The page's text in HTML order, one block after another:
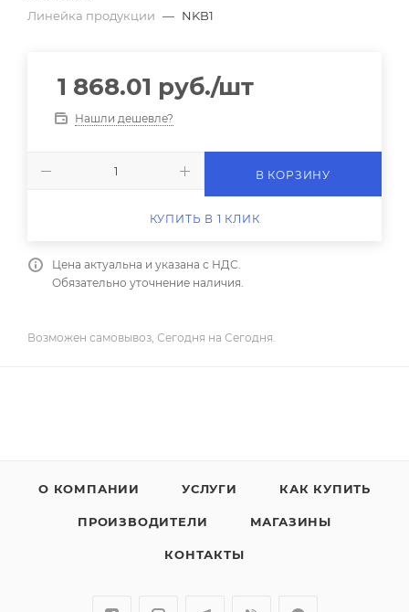
Линейка продукции — NKB1
1 868.01 руб./шт
Нашли дешевле?
В КОРЗИНУ
КУПИТЬ В 1 КЛИК
Цена актуальна и указана с НДС.
Обязательно уточнение наличия.
Возможен самовывоз, Сегодня на Сегодня.
О КОМПАНИИ УСЛУГИ КАК КУПИТЬ
ПРОИЗВОДИТЕЛИ МАГАЗИНЫ
КОНТАКТЫ